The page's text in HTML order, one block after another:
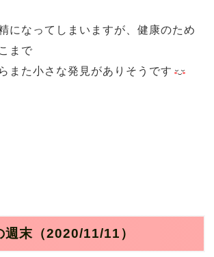
になってしまいますが、健康のため
まで
また小さな発見がありそうです
週末 （2020/11/11）